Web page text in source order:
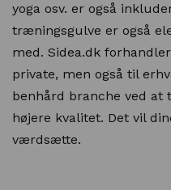
yoga osv. er også
træningsgulve er også
med. Sidea.dk
private, men også til
benhård branche ved at
højere kvalitet. Det vil
værdsætte.